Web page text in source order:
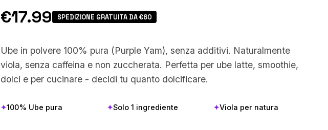
€17.99 SPEDIZIONE GRATUITA DA €60
Ube in polvere 100% pura (Purple Yam), senza additivi. Naturalmente
viola, senza caffeina e non zuccherata. Perfetta per ube latte, smoothie,
dolci e per cucinare - decidi tu quanto dolcificare.
✦100% Ube pura ✦Solo 1 ingrediente ✦Viola per natura